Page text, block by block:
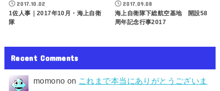
2017.10.02
1佐人事｜2017年10月・海上自衛
隊
2017.09.08
海上自衛隊下総航空基地 開設58
周年記念行事2017
Recent Comments
momono on これまで本当にありがとうございま